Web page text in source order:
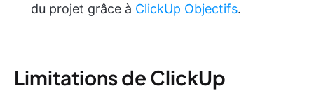
du projet grâce à ClickUp Objectifs.
Limitations de ClickUp